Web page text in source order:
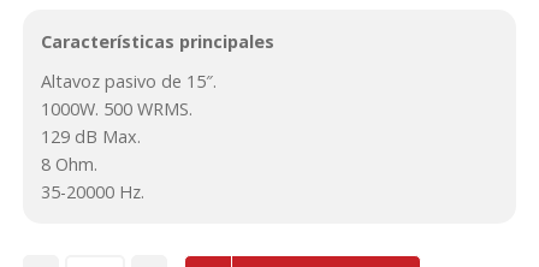
era:
199,95€.
es:
Características principales
Altavoz pasivo de 15″.
1000W. 500 WRMS.
129 dB Max.
8 Ohm.
35-20000 Hz.